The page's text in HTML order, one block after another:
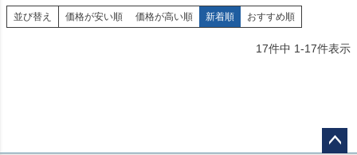
並び替え 価格が安い順 価格が高い順 新着順 おすすめ順
17件中 1-17件表示